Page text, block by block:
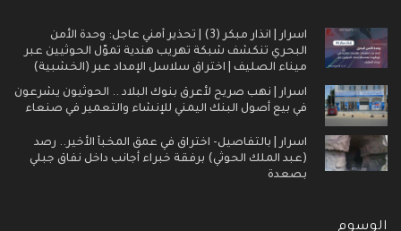
اسرار | انذار مبكر (3) | تحذير أمني عاجل: وحدة الأمن
البحري تنكشف شبكة تهريب هندية تموّل الحوثيين عبر
ميناء الصليف | اختراق سلاسل الإمداد عبر (الخشبية)
اسرار | نهب صريح لأعرق بنوك البلاد .. الحوثيون يشرعون
في بيع أصول البنك اليمني للإنشاء والتعمير في صنعاء
اسرار | بالتفاصيل- اختراق في عمق المخبأ الأخير.. رصد
(عبد الملك الحوثي) برفقة خبراء أجانب داخل نفاق جبلي
بصعدة
الوسوم